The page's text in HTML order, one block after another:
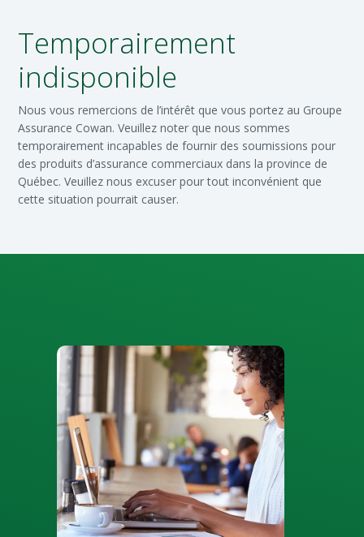
Temporairement
indisponible
Nous vous remercions de l’intérêt que vous portez au Groupe
Assurance Cowan. Veuillez noter que nous sommes
temporairement incapables de fournir des soumissions pour
des produits d’assurance commerciaux dans la province de
Québec. Veuillez nous excuser pour tout inconvénient que
cette situation pourrait causer.